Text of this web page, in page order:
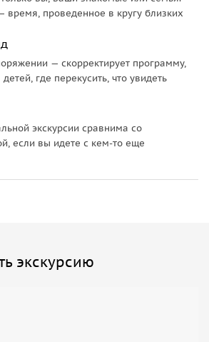
время, проведенное в кругу близких
— скорректирует программу,
где перекусить, что увидеть
экскурсии сравнима со
если вы идете с кем-то еще
экскурсию